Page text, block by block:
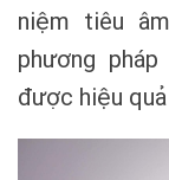
niệm tiêu
phương
được hiệu